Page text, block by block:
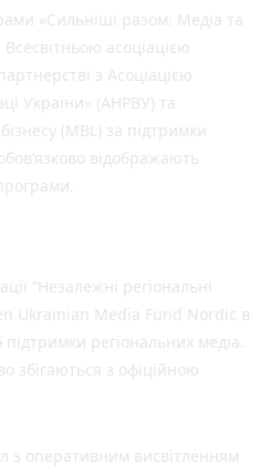
«Сильніші разом: Медіа та
асоціацією
з Асоціацією
України» (АНРВУ) та
(MBL) за підтримки
відображають
“Незалежні регіональні
Ukrainian Media Fund Nordic в
регіональних медіа.
збігаються з офіційною
оперативним висвітленням